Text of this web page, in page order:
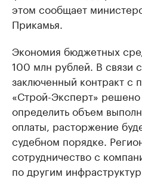
этом сообщает
Прикамья.
Экономия бюджетных
100 млн рублей. В связи
заключенный контракт с
«Строй-Эксперт» решено
определить объем
оплаты, расторжение
судебном порядке.
сотрудничество с
по другим